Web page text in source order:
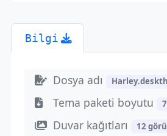
Bilgi
Dosya adı
Tema paketi boyutu
Duvar kağıtları 12